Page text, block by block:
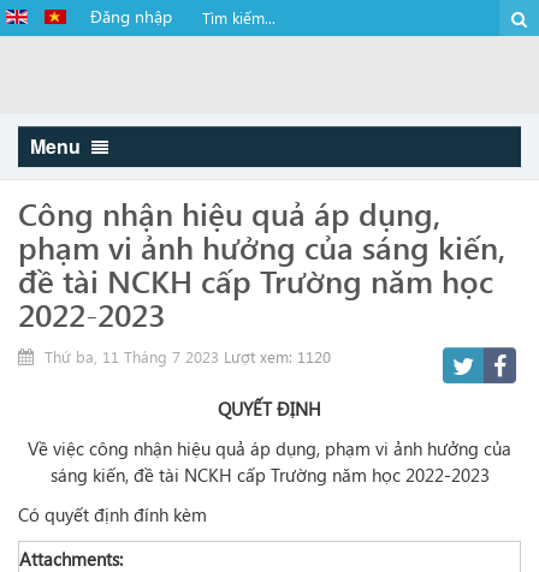
Đăng nhập
Menu
Công nhận hiệu quả áp dụng,
phạm vi ảnh hưởng của sáng kiến,
đề tài NCKH cấp Trường năm học
2022-2023
Thứ ba, 11 Tháng 7 2023 Lượt xem: 1120
QUYẾT ĐỊNH
Về việc công nhận hiệu quả áp dụng, phạm vi ảnh hưởng của
sáng kiến, đề tài NCKH cấp Trường năm học 2022-2023
Có quyết định đính kèm
Attachments: